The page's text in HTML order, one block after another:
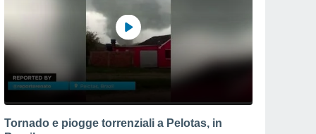
Tornado e piogge torrenziali a Pelotas, in